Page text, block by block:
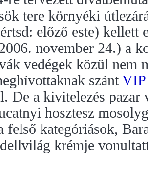
tere környéki
előző este) kellett
november 24.) a
vedégek közül nem
szántVIP
De a kivitelezés pazar
hosztesz
felső kategóriások,
krémje